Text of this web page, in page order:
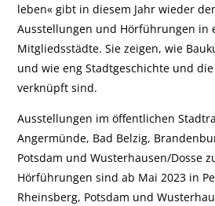
leben« gibt in diesem Jahr wieder
Ausstellungen und Hörführungen in
Mitgliedsstädte. Sie zeigen, wie
und wie eng Stadtgeschichte und
verknüpft sind.
Ausstellungen im öffentlichen
Angermünde, Bad Belzig,
Potsdam und Wusterhausen/Dosse
Hörführungen sind ab Mai 2023 in
Rheinsberg, Potsdam und